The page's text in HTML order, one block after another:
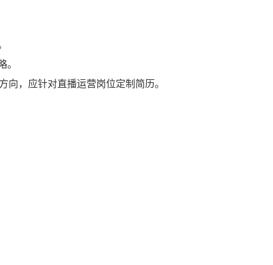
，应针对直播运营岗位定制简历。